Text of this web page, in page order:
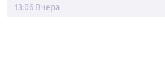
13:06 Вчера